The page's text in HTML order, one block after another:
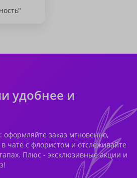
удобнее и
заказ мгновенно,
чате с флористом и отслеживайте
Плюс - эксклюзивные акции и